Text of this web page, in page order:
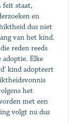
feit staat,
en
dus niet
van het kind.
reden reeds
adoptie. Elke
kind adopteert
het
met een
volgt nu dus